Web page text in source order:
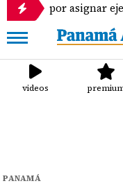
por asignar
videos
PANAMÁ